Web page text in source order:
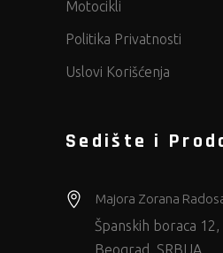
Motocikli
Politika Privatnosti
Uslovi Korišćenja
Sedište i
Majora Zorana
Španskih boraca
Beograd, SRBIJA